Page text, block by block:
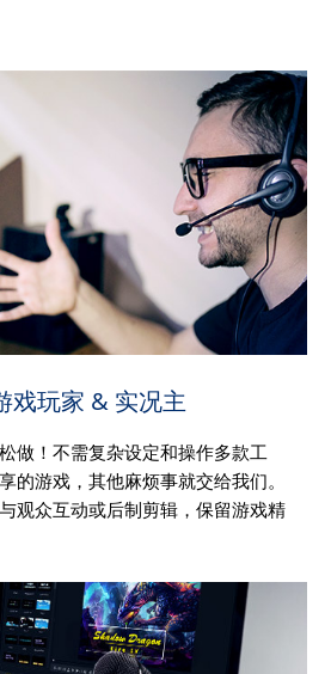
戏玩家 & 实况主
做！不需复杂设定和操作多款工
的游戏，其他麻烦事就交给我们。
观众互动或后制剪辑，保留游戏精